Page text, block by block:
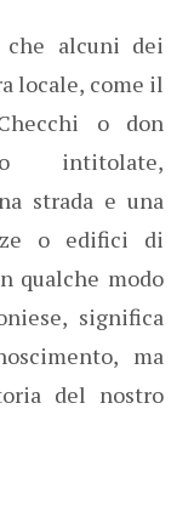
che alcuni dei
locale, come il
o don
intitolate,
strada e una
o edifici di
qualche modo
significa
ma
del nostro